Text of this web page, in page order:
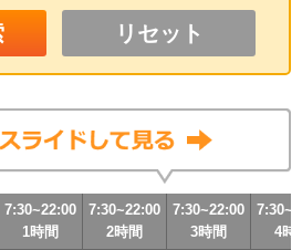
リセット
7:30~22:00
1時間
7:30~22:00
2時間
7:30~22:00
3時間
4時
7:30~22:00
1時間
7:30~22:00
2時間
7:30~22:00
3時間
4時
7:30~22:00
1時間
7:30~22:00
2時間
7:30~22:00
3時間
4時
7:30~22:00
1時間
7:30~22:00
2時間
7:30~22:00
3時間
4時